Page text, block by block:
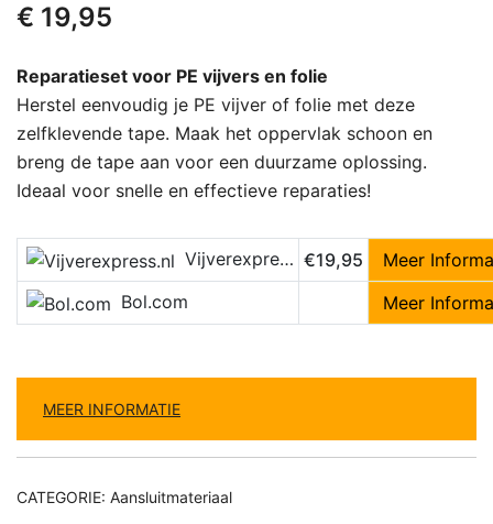
€ 19,95
Reparatieset voor PE vijvers en folie
Herstel eenvoudig je PE vijver of folie met deze
zelfklevende tape. Maak het oppervlak schoon en
breng de tape aan voor een duurzame oplossing.
Ideaal voor snelle en effectieve reparaties!
Vijverexpress.nl €19,95
Meer
Bol.com
Meer
MEER INFORMATIE
CATEGORIE: Aansluitmateriaal